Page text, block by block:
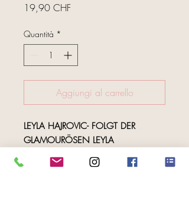
19,90 CHFPrezzo
Quantità *
Aggiungi al carrello
LEYLA HAJROVIC- FOLGT DER
GLAMOURÖSEN LEYLA
AUF INTAGRAM ODER YOUTUBE
instagram: leylahajrovic